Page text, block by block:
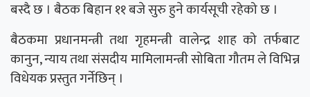
बस्दै छ । बैठक बिहान ११ बजे सुरु हुने कार्यसूची रहेको छ ।
बैठकमा प्रधानमन्त्री तथा गृहमन्त्री वालेन्द्र शाह को तर्फबाट
कानुन, न्याय तथा संसदीय मामिलामन्त्री सोबिता गौतम ले विभिन्न
विधेयक प्रस्तुत गर्नेछिन् ।